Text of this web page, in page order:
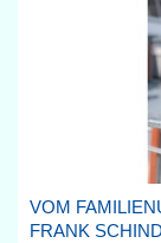
VOM
FRANK